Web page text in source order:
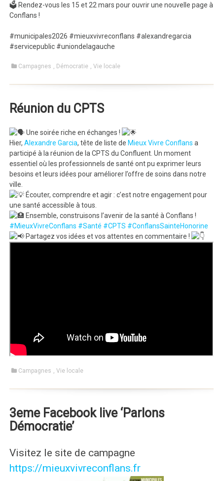
🗳 Rendez-vous les 15 et 22 mars pour ouvrir une nouvelle page à
Conflans !
#municipales2026 #mieuxvivreconflans #alexandregarcia
#servicepublic #uniondelagauche
Campagnes , Démocratie ,Vie locale
Réunion du CPTS
Une soirée riche en échanges !
Hier,Alexandre Garcia, tête de liste de Mieux Vivre Conflans a
participé à la réunion de la CPTS du Confluent. Un moment
essentiel où les professionnels de santé ont pu exprimer leurs
besoins et leurs idées pour améliorer l’offre de soins dans notre
ville.
Écouter, comprendre et agir : c’est notre engagement pour
une santé accessible à tous.
Ensemble, construisons l’avenir de la santé à Conflans !
#MieuxVivreConflans #Santé #CPTS #ConflansSainteHonorine
Partagez vos idées et vos attentes en commentaire !
Campagnes ,Vie locale
3eme Facebook live ‘Parlons
Démocratie’
Visitez le site de campagne
https://mieuxvivreconflans.fr